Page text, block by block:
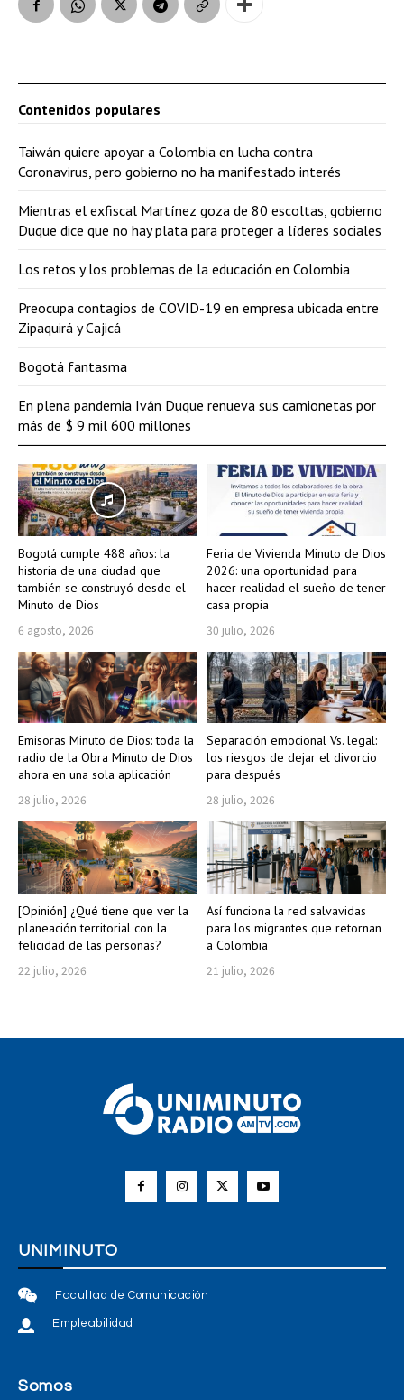
Bogotá cumple 488 años: la
historia de una ciudad que
también se construyó desde el
Minuto de Dios
6 agosto, 2026
Feria de Vivienda Minuto de Dios
2026: una oportunidad para
hacer realidad el sueño de tener
casa propia
30 julio, 2026
Emisoras Minuto de Dios: toda la
radio de la Obra Minuto de Dios
ahora en una sola aplicación
28 julio, 2026
Separación emocional Vs. legal:
los riesgos de dejar el divorcio
para después
28 julio, 2026
[Opinión] ¿Qué tiene que ver la
planeación territorial con la
felicidad de las personas?
22 julio, 2026
Así funciona la red salvavidas
para los migrantes que retornan
a Colombia
21 julio, 2026
Contenidos populares
Taiwán quiere apoyar a Colombia en lucha contra
Coronavirus, pero gobierno no ha manifestado interés
Mientras el exfiscal Martínez goza de 80 escoltas, gobierno
Duque dice que no hay plata para proteger a líderes sociales
Los retos y los problemas de la educación en Colombia
Preocupa contagios de COVID-19 en empresa ubicada entre
Zipaquirá y Cajicá
Bogotá fantasma
En plena pandemia Iván Duque renueva sus camionetas por
más de $ 9 mil 600 millones
UNIMINUTO
Facultad de Comunicación
Empleabilidad
Somos